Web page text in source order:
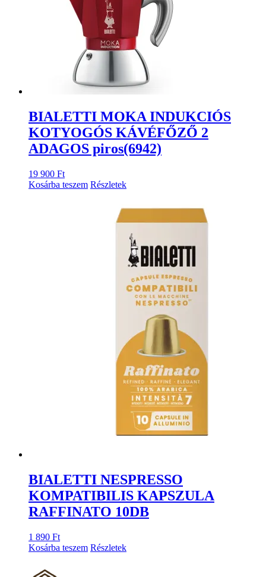
BIALETTI MOKA INDUKCIÓS
KOTYOGÓS KÁVÉFŐZŐ 2
ADAGOS piros(6942)
19 900 Ft
Kosárba teszem Részletek
BIALETTI NESPRESSO
KOMPATIBILIS KAPSZULA
RAFFINATO 10DB
1 890 Ft
Kosárba teszem Részletek